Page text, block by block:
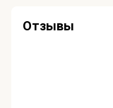
Отзывы